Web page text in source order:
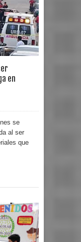
en
se
al ser
que